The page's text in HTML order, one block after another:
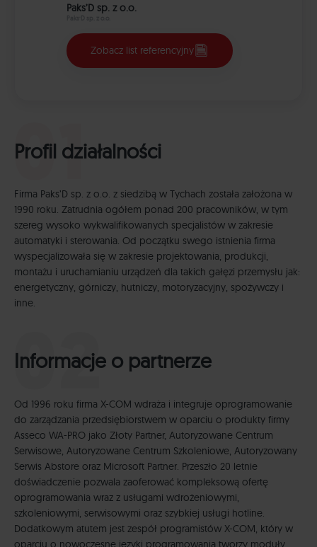
Paks’D sp. z o.o.
Zobacz list referencyjny
Profil działalności
Firma Paks’D sp. z o.o. z siedzibą w Tychach została założona w
1990 roku. Zatrudnia ogółem ponad 200 pracowników, w tym
szereg wysoko wykwalifikowanych specjalistów w zakresie
automatyki i sterowania. Od początku swego istnienia firma
wyspecjalizowała się w zakresie projektowania, produkcji,
montażu i uruchamianiu urządzeń dla takich gałęzi przemysłu jak:
energetyczny, górniczy, hutniczy, motoryzacyjny, spożywczy i
inne.
Informacje o partnerze
Od 1996 roku firma X-COM wdraża i integruje oprogramowanie
do zarządzania przedsiębiorstwem w oparciu o produkty firmy
Asseco WA-PRO jako Złoty Partner, Autoryzowane Centrum
Serwisowe, Autoryzowane Centrum Szkoleniowe, Autoryzowany
Serwis Abstore oraz Microsoft Partner. Przeszło 20 letnie
doświadczenie pozwala zaoferować kompleksową ofertę
oprogramowania wraz z usługami wdrożeniowymi,
szkoleniowymi, serwisowymi oraz szybkiej usługi hotline.
Dodatkowym atutem jest zespół programistów X-COM, który w
oparciu o nowoczesne języki programowania tworzy moduły